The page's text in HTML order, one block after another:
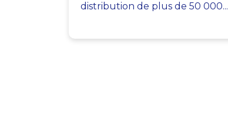
distribution de plus de 50 000...